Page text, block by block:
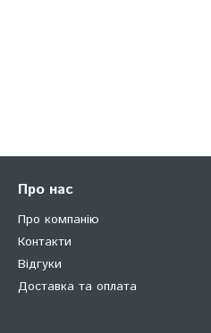
Про нас
Про компанію
Контакти
Відгуки
Доставка та оплата